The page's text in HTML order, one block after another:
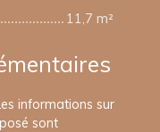
11,7 m²
informations sur
sont